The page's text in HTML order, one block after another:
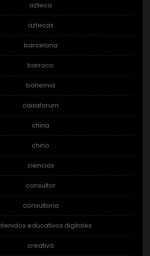
azteca
aztecas
barcelona
barroco
bohemia
caixaforum
china
chino
ciencias
consultor
consultoria
educativos digitales
creativa